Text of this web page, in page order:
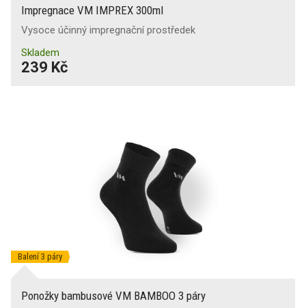
Impregnace VM IMPREX 300ml
Vysoce účinný impregnační prostředek
Skladem
239 Kč
Balení 3 páry
Ponožky bambusové VM BAMBOO 3 páry